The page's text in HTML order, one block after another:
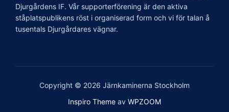
Djurgårdens IF. Vår supporterförening är den aktiva
ståplatspublikens röst i organiserad form och vi för talan å
tusentals Djurgårdares vägnar.
Copyright © 2026 Järnkaminerna Stockholm
Inspiro Theme av WPZOOM